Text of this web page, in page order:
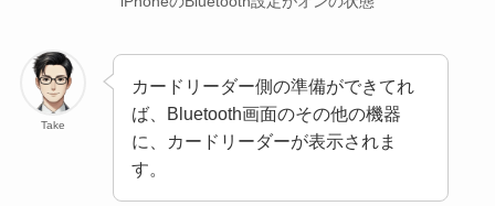
Take
カードリーダー側の準備ができてれ
ば、Bluetooth画面のその他の機器
に、カードリーダーが表示されま
す。